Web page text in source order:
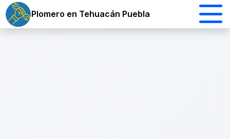
Plomero en Tehuacán Puebla